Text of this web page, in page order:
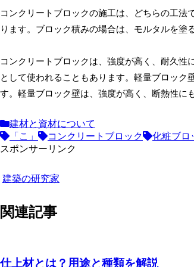
コンクリートブロックの施工は、どちらの工
ります。ブロック積みの場合は、モルタルを塗
コンクリートブロックは、強度が高く、耐久
として使われることもあります。軽量ブロック
す。軽量ブロック壁は、強度が高く、断熱性に
建材と資材について
「こ」
コンクリートブロック 化粧ブロ
スポンサーリンク
建築の研究家
関連記事
仕上材とは？用途と種類を解説